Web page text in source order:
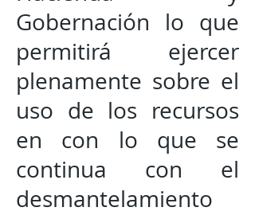
Gobernación lo que
permitirá ejercer
plenamente sobre el
uso de los recursos
en con lo que se
continua con el
desmantelamiento